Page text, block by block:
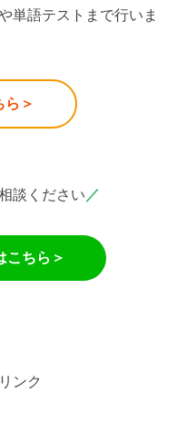
単語テストまで行いま
ら＞
談ください／
こちら＞
ンク